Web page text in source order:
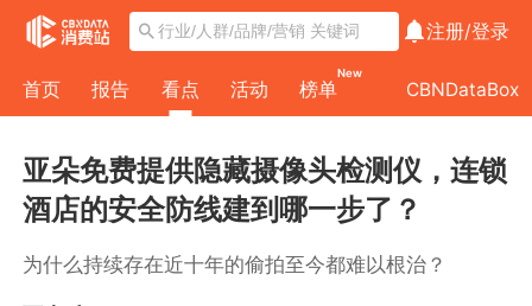
注册/登录
首页 报告 看点 活动 榜单
New
CBNDataBox
亚朵免费提供隐藏摄像头检测仪，连锁
酒店的安全防线建到哪一步了？
为什么持续存在近十年的偷拍至今都难以根治？